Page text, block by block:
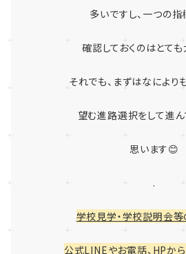
多いですし、一つの指
確認しておくのはとても
それでも、まずはなによ
望む進路選択をして進
思います😊
.
学校見学・学校説明会
公式LINEやお電話、HPか